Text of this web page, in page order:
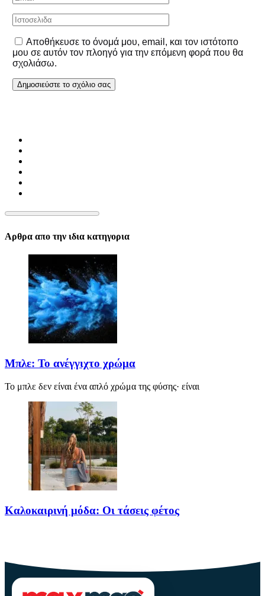
Αποθήκευσε το όνομά μου, email, και τον ιστότοπο
μου σε αυτόν τον πλοηγό για την επόμενη φορά που θα
σχολιάσω.
Αρθρα απο την ιδια κατηγορια
Μπλε: Το ανέγγιχτο χρώμα
Το μπλε δεν είναι ένα απλό χρώμα της φύσης· είναι
Καλοκαιρινή μόδα: Οι τάσεις φέτος